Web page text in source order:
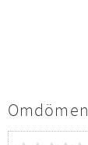
Omdömen